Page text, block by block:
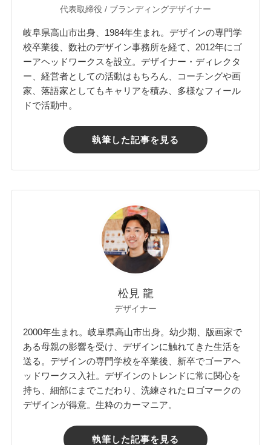
代表取締役 / ブランディングデザイナー
岐阜県高山市出身、1984年生まれ。デザインの専門学
校卒業後、数社のデザイン事務所を経て、2012年にゴ
ーアヘッドワークスを設立。デザイナー・ディレクタ
ー、経営者としての活動はもちろん、コーチングや画
家、落語家としてもキャリアを積み、多様なフィール
ドで活動中。
執筆した記事を見る
松見 龍
デザイナー
2000年生まれ。岐阜県高山市出身。幼少期、版画家で
ある母親の影響を受け、デザインに触れてきた生活を
送る。デザインの専門学校を卒業後、新卒でゴーアヘ
ッドワークス入社。デザインのトレンドに常に関心を
持ち、細部にまでこだわり、洗練されたロゴマークの
デザインが得意。生粋のカーマニア。
執筆した記事を見る